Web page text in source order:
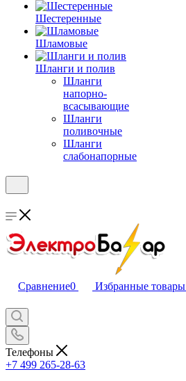
Шестеренные
Шламовые
Шланги и полив
Шланги
напорно-
всасывающие
Шланги
поливочные
Шланги
слабонапорные
Сравнение0 Избранные товары
Телефоны
+7 499 265-28-63